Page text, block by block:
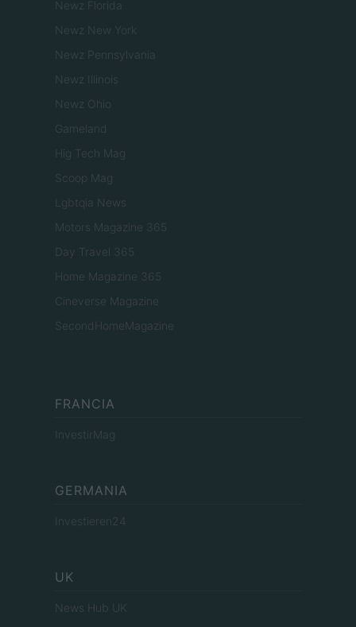
Newz Florida
Newz New York
Newz Pennsylvania
Newz Illinois
Newz Ohio
Gameland
Hig Tech Mag
Scoop Mag
Lgbtqia News
Motors Magazine 365
Day Travel 365
Home Magazine 365
Cineverse Magazine
SecondHomeMagazine
FRANCIA
InvestirMag
GERMANIA
Investieren24
UK
News Hub UK